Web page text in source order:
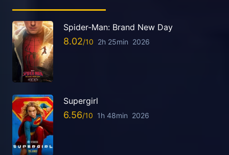
Spider-Man: Brand New Day
8.02 2h 25min 2026
Supergirl
6.56 1h 48min 2026